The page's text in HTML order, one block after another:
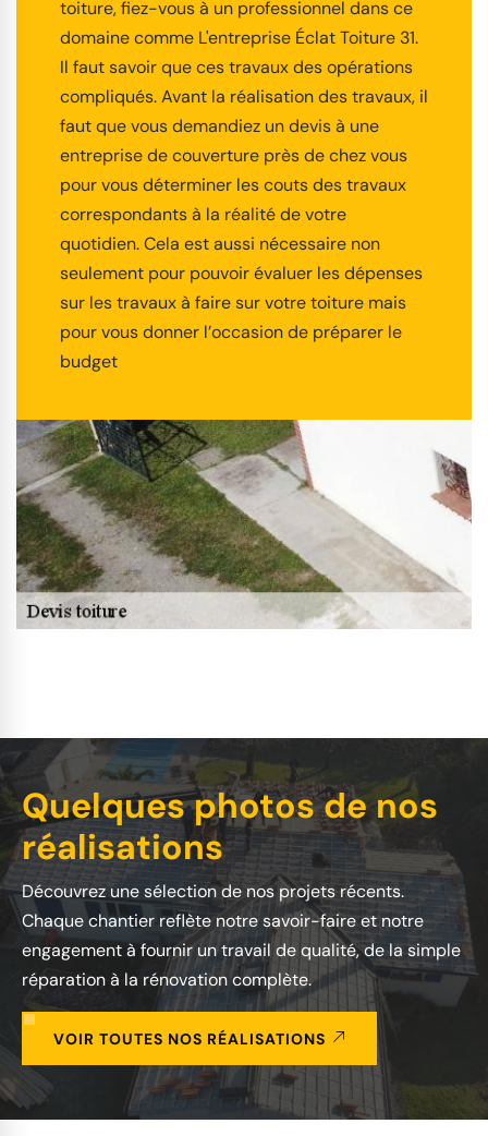
toiture, fiez-vous à un professionnel dans ce
domaine comme L'entreprise Éclat Toiture 31.
Il faut savoir que ces travaux des opérations
compliqués. Avant la réalisation des travaux, il
faut que vous demandiez un devis à une
entreprise de couverture près de chez vous
pour vous déterminer les couts des travaux
correspondants à la réalité de votre
quotidien. Cela est aussi nécessaire non
seulement pour pouvoir évaluer les dépenses
sur les travaux à faire sur votre toiture mais
pour vous donner l’occasion de préparer le
budget
Quelques photos de nos
réalisations
Découvrez une sélection de nos projets récents.
Chaque chantier reflète notre savoir-faire et notre
engagement à fournir un travail de qualité, de la simple
réparation à la rénovation complète.
VOIR TOUTES NOS RÉALISATIONS